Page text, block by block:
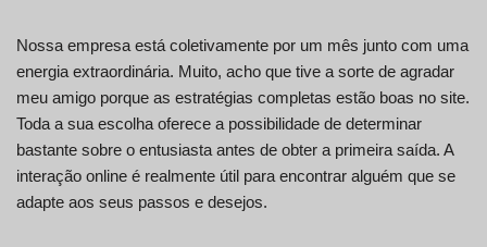
Nossa empresa está coletivamente por um mês junto com uma
energia extraordinária. Muito, acho que tive a sorte de agradar
meu amigo porque as estratégias completas estão boas no site.
Toda a sua escolha oferece a possibilidade de determinar
bastante sobre o entusiasta antes de obter a primeira saída. A
interação online é realmente útil para encontrar alguém que se
adapte aos seus passos e desejos.